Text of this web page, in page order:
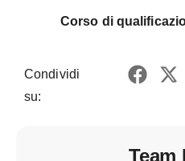
Corso di
Condividi
su:
Team